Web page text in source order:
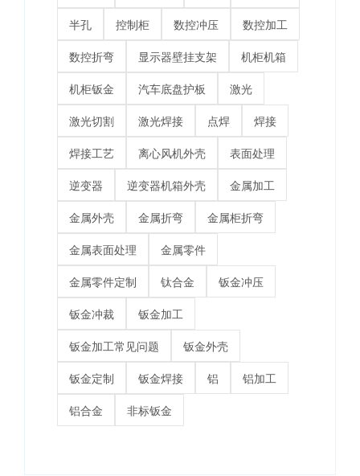
半孔 控制柜 数控冲压 数控加工
数控折弯 显示器壁挂支架 机柜机箱
机柜钣金 汽车底盘护板 激光
激光切割 激光焊接 点焊 焊接
焊接工艺 离心风机外壳 表面处理
逆变器 逆变器机箱外壳 金属加工
金属外壳 金属折弯 金属柜折弯
金属表面处理 金属零件
金属零件定制 钛合金 钣金冲压
钣金冲裁 钣金加工
钣金加工常见问题 钣金外壳
钣金定制 钣金焊接 铝 铝加工
铝合金 非标钣金